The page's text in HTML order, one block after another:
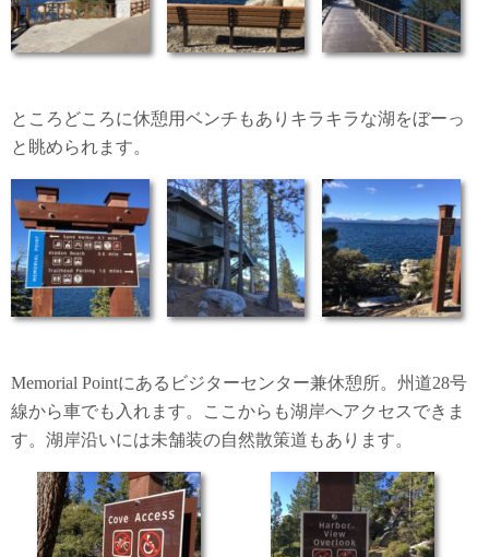
ところどころに休憩用ベンチもありキラキラな湖をぼーっ
と眺められます。
Memorial Pointにあるビジターセンター兼休憩所。州道28号
線から車でも入れます。ここからも湖岸へアクセスできま
す。湖岸沿いには未舗装の自然散策道もあります。